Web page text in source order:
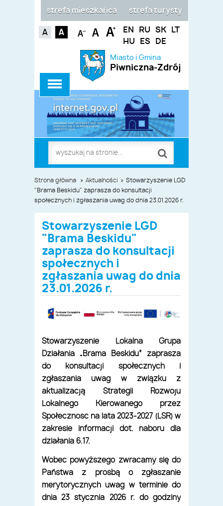
Miasto i Gmina
Piwniczna-Zdrój
EN RU SK
LT
HU
ES DE
strefa turysty
strefa mieszkańca
Strona główna » Aktualności » Stowarzyszenie LGD
"Brama Beskidu" zaprasza do konsultacji
społecznych i zgłaszania uwag do dnia 23.01.2026 r.
Stowarzyszenie LGD
"Brama Beskidu"
zaprasza do konsultacji
społecznych i
zgłaszania uwag do dnia
23.01.2026 r.
Stowarzyszenie Lokalna Grupa
Działania „Brama Beskidu” zaprasza
do konsultacji społecznych i
zgłaszania uwag w związku z
aktualizacją Strategii Rozwoju
Lokalnego Kierowanego przez
Społeczność na lata 2023-2027 (LSR) w
zakresie informacji dot. naboru dla
działania 6.17.
Wobec powyższego zwracamy się do
Państwa z prośbą o zgłaszanie
merytorycznych uwag w terminie do
dnia 23 stycznia 2026 r. do godziny